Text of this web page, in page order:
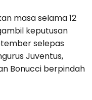
masa selama 12
keputusan
selepas
Juventus,
Bonucci berpindah